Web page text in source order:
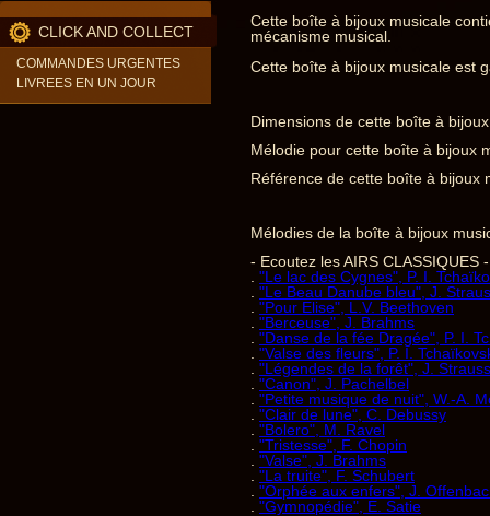
CLICK AND COLLECT
COMMANDES URGENTES
LIVREES EN UN JOUR
Cette boîte à bijoux musicale
mécanisme musical.
Cette boîte à bijoux musicale est
Dimensions de cette boîte à
Mélodie pour cette boîte à bijoux
Référence de cette boîte à bijoux
Mélodies de la boîte à bijoux
- Ecoutez les AIRS CLASSIQUES
"Le lac des Cygnes", P. I.
"Le Beau Danube bleu", J.
"Pour Elise", L.V. Beethoven
"Berceuse", J. Brahms
"Danse de la fée Dragée", P. I.
"Valse des fleurs", P. I.
"Légendes de la forêt", J. Strauss
"Canon", J. Pachelbel
"Petite musique de nuit", W.-A.
"Clair de lune", C. Debussy
"Bolero", M. Ravel
"Tristesse", F. Chopin
"Valse", J. Brahms
"La truite", F. Schubert
"Orphée aux enfers", J.
"Gymnopédie", E. Satie